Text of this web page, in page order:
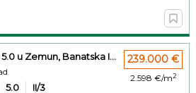
u Zemun, Banatska I...
5.0 II/3
239.000 €
2.598 €/m2